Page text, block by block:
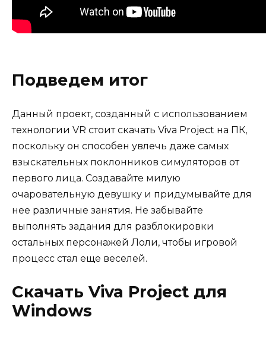
Подведем итог
Данный проект, созданный с использованием
технологии VR стоит скачать Viva Project на ПК,
поскольку он способен увлечь даже самых
взыскательных поклонников симуляторов от
первого лица. Создавайте милую
очаровательную девушку и придумывайте для
нее различные занятия. Не забывайте
выполнять задания для разблокировки
остальных персонажей Лоли, чтобы игровой
процесс стал еще веселей.
Скачать Viva Project для
Windows